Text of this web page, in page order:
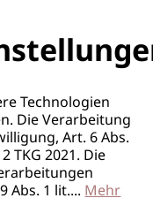
Technologien
Die Verarbeitung
Art. 6 Abs.
TKG 2021. Die
Abs. 1 lit....Mehr